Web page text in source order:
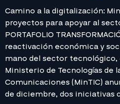
Camino a la digitalización:
proyectos para apoyar al
PORTAFOLIO
reactivación económica y
mano del sector tecnológico,
Ministerio de Tecnologías de
Comunicaciones (MinTIC)
de diciembre, dos iniciativas